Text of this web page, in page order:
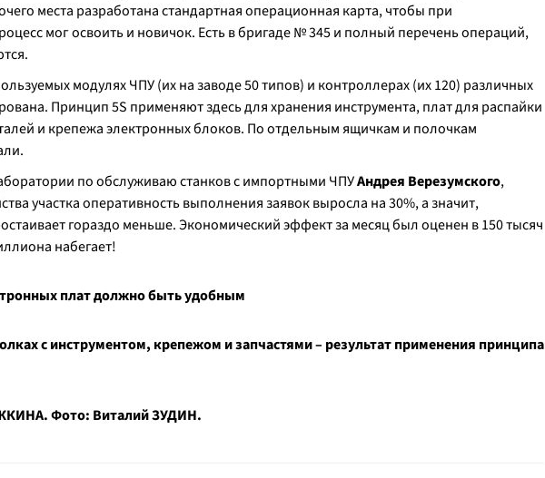
места разработана стандартная операционная карта, чтобы при
мог освоить и новичок. Есть в бригаде № 345 и полный перечень операций,
модулях ЧПУ (их на заводе 50 типов) и контроллерах (их 120) различных
Принцип 5S применяют здесь для хранения инструмента, плат для распайки
и крепежа электронных блоков. По отдельным ящичкам и полочкам
по обслуживаю станков с импортными ЧПУАндрея Верезумского,
участка оперативность выполнения заявок выросла на 30%, а значит,
гораздо меньше. Экономический эффект за месяц был оценен в 150 тысяч
набегает!
плат должно быть удобным
с инструментом, крепежом и запчастями – результат применения принципа
Фото: Виталий ЗУДИН.